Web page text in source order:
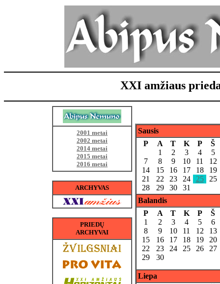
XXI amžiaus
2001 metai
2002 metai
2014 metai
2015 metai
2016 metai
ARCHYVAS
PRIEDŲ
ARCHYVAI
Sausis
P
A T K P
Š
1
2 3 4
5
7
8 9 10 11
12
14
15 16 17 18
19
21
22 23 24 25
25
28
29 30
31
Balandis
P
A T K P
Š
1
2 3 4 5
6
8
9 10 11 12
13
15
16 17 18 19
20
22
23 24 25 26
27
29
30
Liepa